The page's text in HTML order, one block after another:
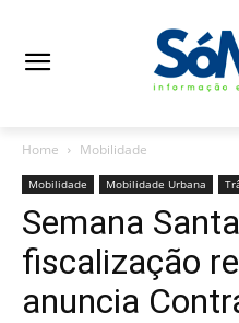
Home Mobilidade
Mobilidade Mobilidade Urbana
Semana
fiscalização
anuncia